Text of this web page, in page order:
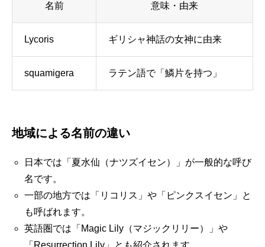
名前 意味・由来
Lycoris ギリシャ神話の女神に由来
squamigera ラテン語で「鱗片を持つ」
地域による名前の違い
日本では「夏水仙（ナツズイセン）」が一般的な呼び
名です。
一部の地方では「リコリス」や「ピンクスイセン」と
も呼ばれます。
英語圏では「Magic Lily（マジックリリー）」や